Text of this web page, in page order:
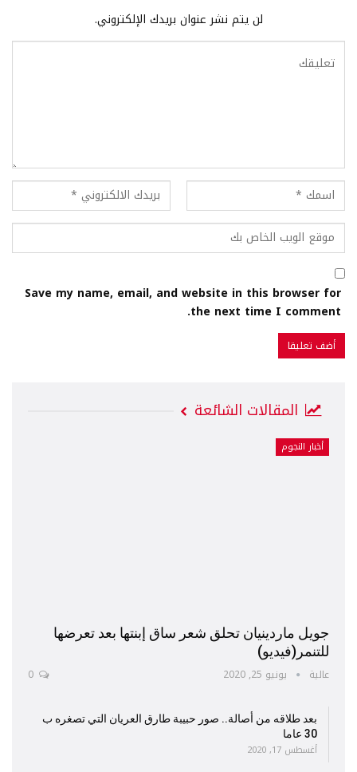
لن يتم نشر عنوان بريدك الإلكتروني.
Save my name, email, and website in this browser for
the next time I comment.
المقالات الشائعة
أخبار النجوم
جويل ماردينيان تحلق شعر ساق إبنتها بعد تعرضها
للتنمر(فيديو)
عالية يونيو 25, 2020
بعد طلاقه من أصالة.. صور حبيبة طارق العريان التي تصغره ب
30 عاما
أغسطس 17, 2020